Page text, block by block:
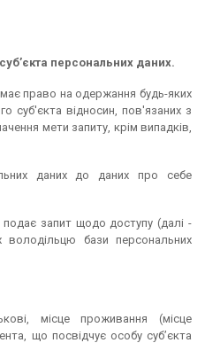
персональних даних.
право на одержання будь-яких
суб'єкта відносин, пов'язаних з
мети запиту, крім випадків,
даних до даних про себе
подає запит щодо доступу (далі -
бази персональних
місце проживання (місце
що посвідчує особу суб’єкта